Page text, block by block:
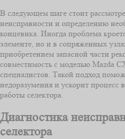
В следующем шаге стоит
неисправности и определению
концевика. Иногда проблема
элементе, но и в сопряженных
приобретением запасной части
совместимость с моделью Mazda
специалистов. Такой подход
недоразумения и ускорит процесс
работы селектора.
Диагностика
селектора